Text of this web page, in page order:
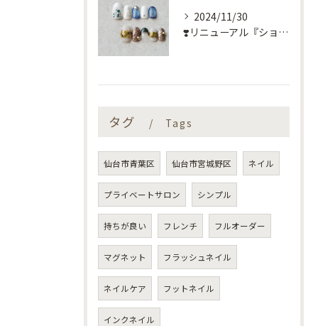
2024/11/30
❣️リニューアル『ショートネイル定額』❣️
タグ Tags
仙台市青葉区 仙台市宮城野区 ネイル
プライベートサロン シンプル
持ちが良い フレンチ フルオーダー
マグネット フラッシュネイル
ネイルケア フットネイル
インクネイル